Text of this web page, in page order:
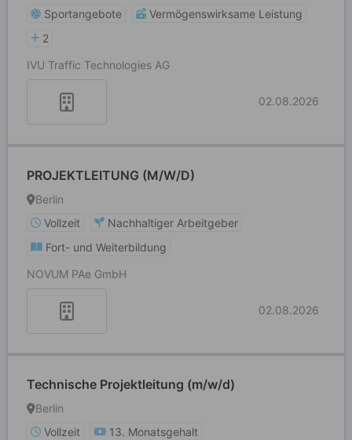
Sportangebote
Vermögenswirksame Leistung
2
IVU Traffic Technologies AG
02.08.2026
PROJEKTLEITUNG (M/W/D)
Berlin
Vollzeit
Nachhaltiger Arbeitgeber
Fort- und Weiterbildung
NOVUM PAe GmbH
02.08.2026
Technische Projektleitung (m/w/d)
Berlin
Vollzeit
13. Monatsgehalt